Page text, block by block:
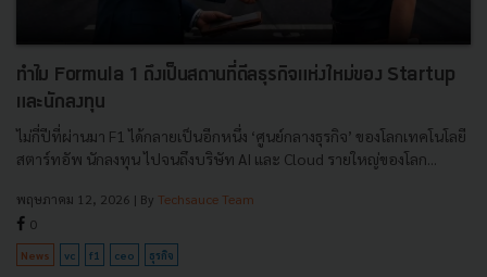
ทำไม Formula 1 ถึงเป็นสถานที่ดีลธุรกิจแห่งใหม่ของ Startup
และนักลงทุน
ไม่กี่ปีที่ผ่านมา F1 ได้กลายเป็นอีกหนึ่ง ‘ศูนย์กลางธุรกิจ’ ของโลกเทคโนโลยี
สตาร์ทอัพ นักลงทุน ไปจนถึงบริษัท AI และ Cloud รายใหญ่ของโลก...
พฤษภาคม 12, 2026 | By Techsauce Team
0
News vc f1 ceo ธุรกิจ